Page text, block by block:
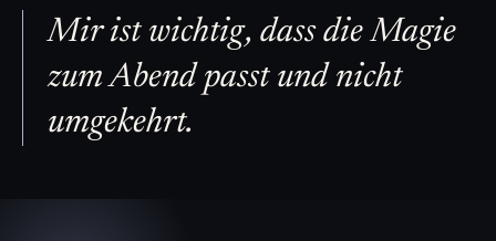
Mir ist wichtig, dass die Magie
zum Abend passt und nicht
umgekehrt.